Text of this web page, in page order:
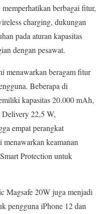
berbagai fitur,
charging, dukungan
pada aturan kapasitas
dengan pesawat.
menawarkan beragam fitur
Beberapa di
kapasitas 20.000 mAh,
22,5 W,
empat perangkat
keamanan
Protection untuk
Magsafe 20W juga menjadi
pengguna iPhone 12 dan